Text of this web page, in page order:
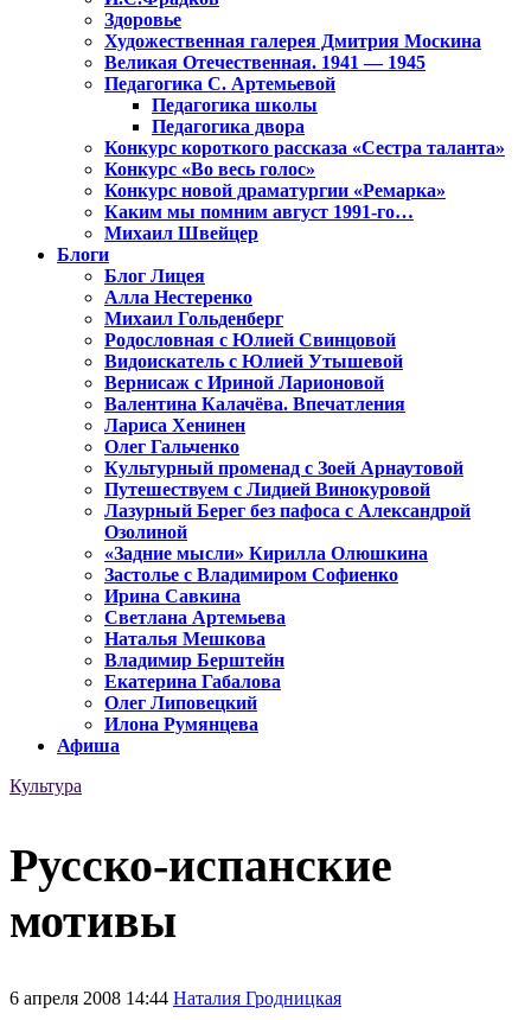
Здоровье
Художественная галерея Дмитрия Москина
Великая Отечественная. 1941 — 1945
Педагогика С. Артемьевой
Педагогика школы
Педагогика двора
Конкурс короткого рассказа «Сестра таланта»
Конкурс «Во весь голос»
Конкурс новой драматургии «Ремарка»
Каким мы помним август 1991-го…
Михаил Швейцер
Блоги
Блог Лицея
Алла Нестеренко
Михаил Гольденберг
Родословная с Юлией Свинцовой
Видоискатель с Юлией Утышевой
Вернисаж с Ириной Ларионовой
Валентина Калачёва. Впечатления
Лариса Хенинен
Олег Гальченко
Культурный променад с Зоей Арнаутовой
Путешествуем с Лидией Винокуровой
Лазурный Берег без пафоса с Александрой
Озолиной
«Задние мысли» Кирилла Олюшкина
Застолье с Владимиром Софиенко
Ирина Савкина
Светлана Артемьева
Наталья Мешкова
Владимир Берштейн
Екатерина Габалова
Олег Липовецкий
Илона Румянцева
Афиша
Культура
Русско-испанские
мотивы
6 апреля 2008 14:44 Наталия Гродницкая